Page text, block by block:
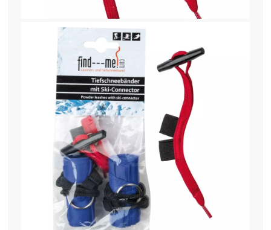
27. November 2019
find—me-Tiefschneebaender +
Ski-Connector-mockup-low